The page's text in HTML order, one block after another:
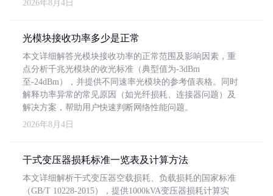
2026年8月4日
光模块接收功率多少是正常
本文详细解答光模块接收功率的正常范围及影响因素，重
点分析千兆光模块的收光标准（典型值为-3dBm
至-24dBm），并提供不同速率光模块的参考值表格。同时
解释功率异常的常见原因（如光纤损耗、连接器问题）及
解决方案，帮助用户快速判断网络性能问题。
2026年8月4日
干式变压器损耗标准一览表及计算方法
本文详细解析干式变压器空载损耗、负载损耗的国家标准
（GB/T 10228-2015），提供1000kVA变压器损耗计算实